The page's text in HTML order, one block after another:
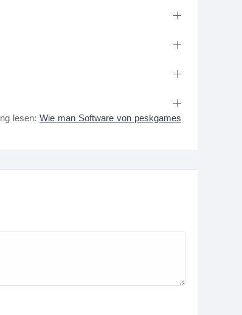
lesen: Wie man Software von peskgames